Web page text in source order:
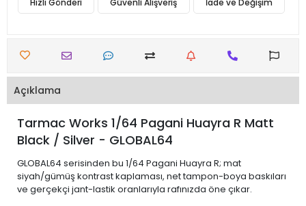
Açıklama
Tarmac Works 1/64 Pagani Huayra R Matt
Black / Silver - GLOBAL64
GLOBAL64 serisinden bu 1/64 Pagani Huayra R; mat
siyah/gümüş kontrast kaplaması, net tampon-boya baskıları
ve gerçekçi jant-lastik oranlarıyla rafınızda öne çıkar.